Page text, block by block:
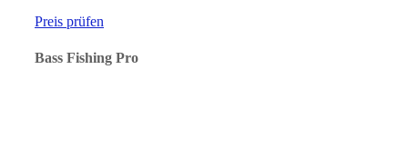
Preis prüfen
Bass Fishing Pro